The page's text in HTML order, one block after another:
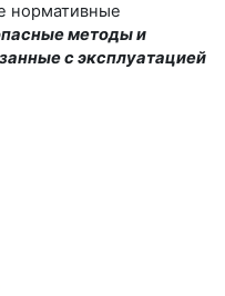
нормативные
методы и
с эксплуатацией